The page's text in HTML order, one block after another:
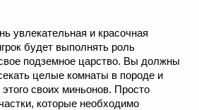
увлекательная и красочная
будет выполнять роль
подземное царство. Вы должны
целые комнаты в породе и
своих миньонов. Просто
которые необходимо